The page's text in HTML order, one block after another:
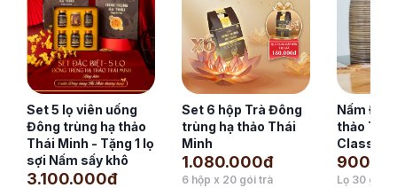
Nấm Đông trùng hạ
thảo Thái Minh
Classic 30gram
900.000đ
Lọ 30 gram
Nấm Đông trùng hạ
thảo Thái Minh
Classic 50gram
1.400.000đ
Lọ 50 gram
Trà Sâm
Trùng
1 hộp x 20